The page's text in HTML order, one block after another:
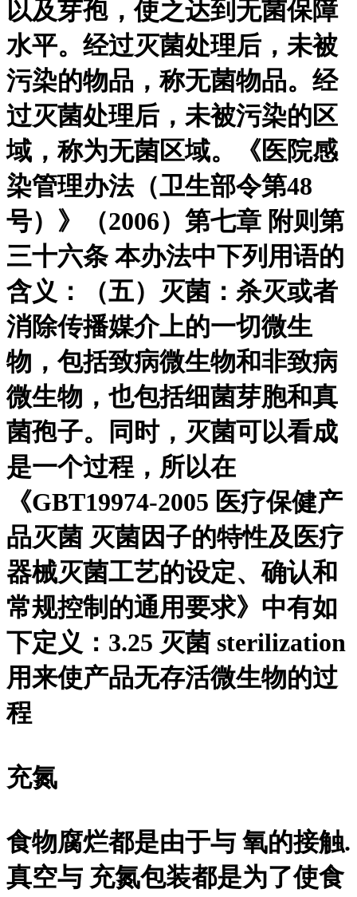
以及芽孢，使之达到无菌保障
水平。经过灭菌处理后，未被
污染的物品，称无菌物品。经
过灭菌处理后，未被污染的区
域，称为无菌区域。《医院感
染管理办法（卫生部令第48
号）》（2006）第七章 附则第
三十六条 本办法中下列用语的
含义：（五）灭菌：杀灭或者
消除传播媒介上的一切微生
物，包括致病微生物和非致病
微生物，也包括细菌芽胞和真
菌孢子。同时，灭菌可以看成
是一个过程，所以在
《GBT19974-2005 医疗保健产
品灭菌 灭菌因子的特性及医疗
器械灭菌工艺的设定、确认和
常规控制的通用要求》中有如
下定义：3.25 灭菌 sterilization
用来使产品无存活微生物的过
程
充氮
食物腐烂都是由于与 氧的接触.
真空与 充氮包装都是为了使食